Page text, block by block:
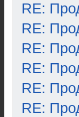
RE:
RE:
RE:
RE:
RE:
RE: